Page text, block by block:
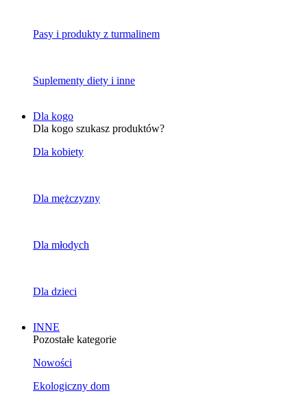
Pasy i produkty z turmalinem
Suplementy diety i inne
Dla kogo
Dla kogo szukasz produktów?
Dla kobiety
Dla mężczyzny
Dla młodych
Dla dzieci
INNE
Pozostałe kategorie
Nowości
Ekologiczny dom